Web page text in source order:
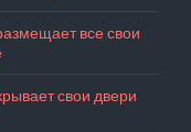
все свои
свои двери